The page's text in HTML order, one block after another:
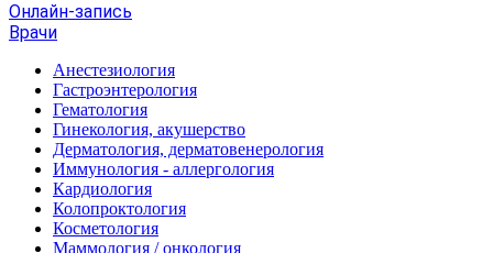
Онлайн-запись
Врачи
Анестезиология
Гастроэнтерология
Гематология
Гинекология, акушерство
Дерматология, дерматовенерология
Иммунология - аллергология
Кардиология
Колопроктология
Косметология
Маммология / онкология